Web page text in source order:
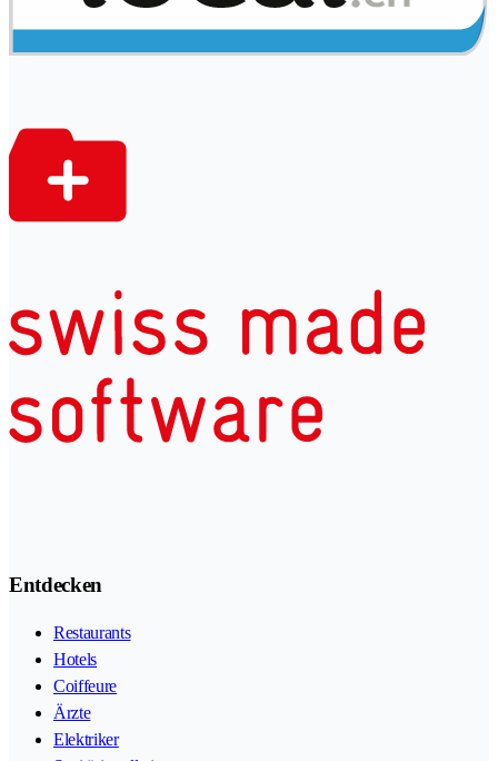
Entdecken
Restaurants
Hotels
Coiffeure
Ärzte
Elektriker